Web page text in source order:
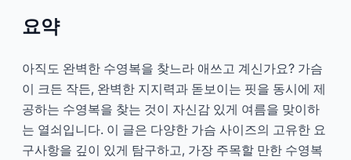
2026-04 대우
지금 상담하기
요약
아직도 완벽한 수영복을 찾느라 애쓰고 계신가요? 가슴
이 크든 작든, 완벽한 지지력과 돋보이는 핏을 동시에 제
공하는 수영복을 찾는 것이 자신감 있게 여름을 맞이하
는 열쇠입니다. 이 글은 다양한 가슴 사이즈의 고유한 요
구사항을 깊이 있게 탐구하고, 가장 주목할 만한 수영복